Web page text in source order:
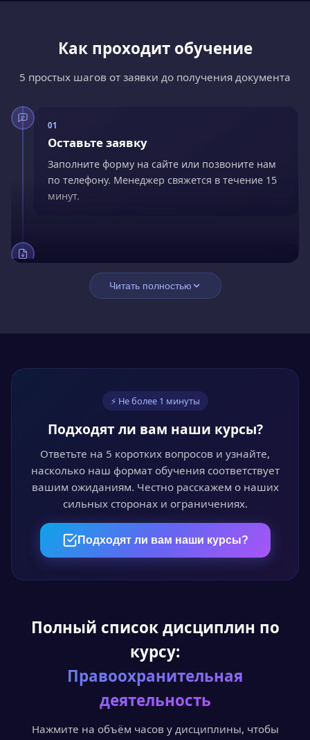
Как проходит обучение
5 простых шагов от заявки до получения документа
01
Оставьте заявку
Заполните форму на сайте или позвоните нам
по телефону. Менеджер свяжется в течение 15
минут.
02
Заключите договор
Подпишите договор онлайн. Оплатите сразу со
переплат.
Обучайтесь онлайн
Проходите курс в личном кабинете в удобное
время. Лекции, видео и тесты доступны 24/7.
Пройдите аттестацию
Итоговый онлайн-тест или выпускная
Получите документ
Диплом или удостоверение установленного
Читать полностью
⚡ Не более 1 минуты
Подходят ли вам наши курсы?
Ответьте на 5 коротких вопросов и узнайте,
насколько наш формат обучения соответствует
вашим ожиданиям. Честно расскажем о наших
сильных сторонах и ограничениях.
Подходят ли вам наши курсы?
Полный список дисциплин по
курсу:
Правоохранительная
деятельность
Нажмите на объём часов у дисциплины, чтобы